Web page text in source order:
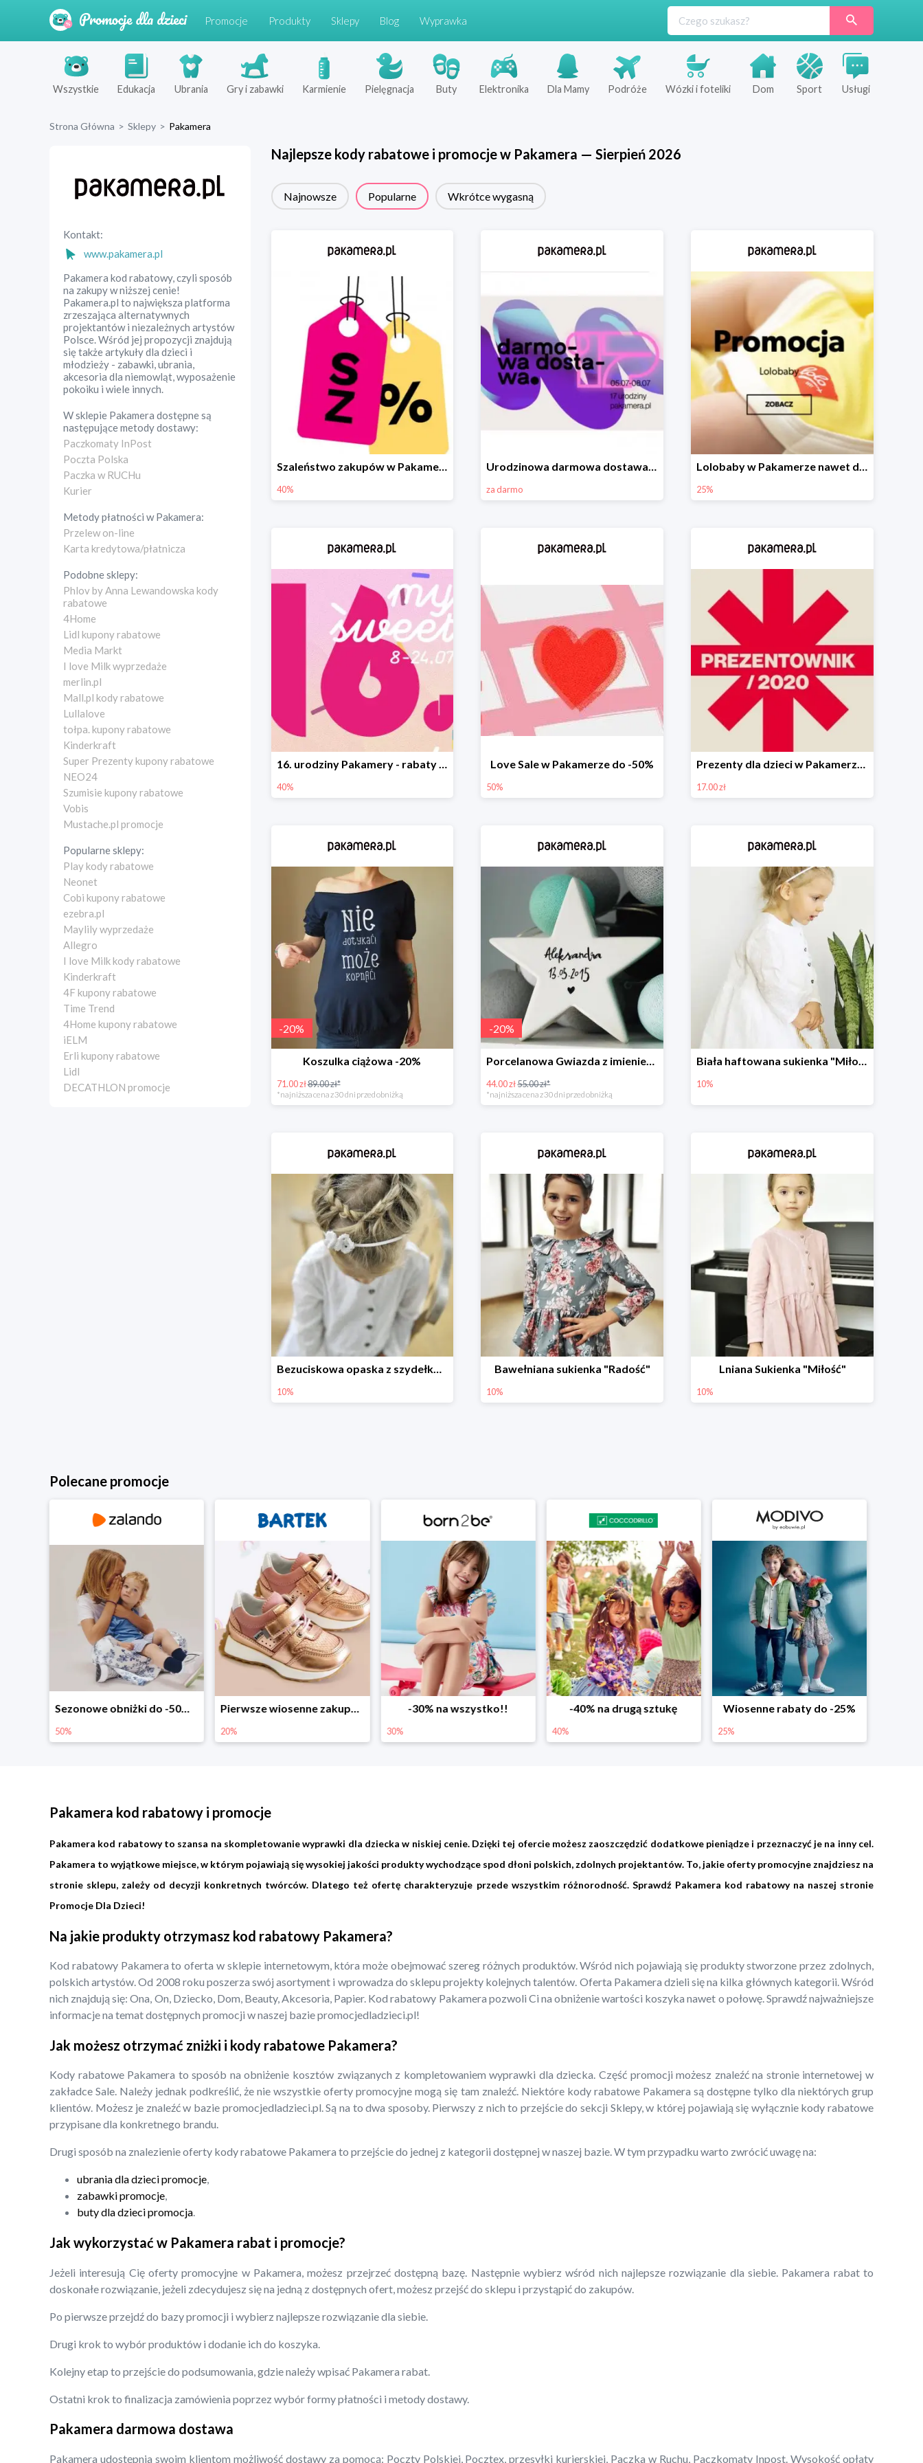
Promocje Produkty Sklepy Blog Wyprawka
Wszystkie Edukacja Ubrania Gry i zabawki Karmienie Pielęgnacja Buty Elektronika Dla Mamy Podróże Wózki i foteliki Dom Sport Usługi
Strona Główna > Sklepy > Pakamera
Kontakt:
www.pakamera.pl
Pakamera kod rabatowy, czyli sposób
na zakupy w niższej cenie!
Pakamera.pl to największa platforma
zrzeszająca alternatywnych
projektantów i niezależnych artystów
Polsce. Wśród jej propozycji znajdują
się także artykuły dla dzieci i
młodzieży - zabawki, ubrania,
akcesoria dla niemowląt, wyposażenie
pokoiku i wiele innych.
W sklepie Pakamera dostępne są
następujące metody dostawy:
Paczkomaty InPost
Poczta Polska
Paczka w RUCHu
Kurier
Metody płatności wPakamera:
Przelew on-line
Karta kredytowa/płatnicza
Podobne sklepy:
Phlov by Anna Lewandowska kody
rabatowe
4Home
Lidl kupony rabatowe
Media Markt
I love Milk wyprzedaże
merlin.pl
Mall.pl kody rabatowe
Lullalove
tołpa. kupony rabatowe
Kinderkraft
Super Prezenty kupony rabatowe
NEO24
Szumisie kupony rabatowe
Vobis
Mustache.pl promocje
Popularne sklepy:
Play kody rabatowe
Neonet
Cobi kupony rabatowe
ezebra.pl
Maylily wyprzedaże
Allegro
I love Milk kody rabatowe
Kinderkraft
4F kupony rabatowe
Time Trend
4Home kupony rabatowe
iELM
Erli kupony rabatowe
Lidl
DECATHLON promocje
Najlepsze kody rabatowe i promocje w Pakamera — Sierpień 2026
Najnowsze Popularne Wkrótce wygasną
Szaleństwo zakupów w Pakamera!
40%
Urodzinowa darmowa dostawa w Pakamerze
za darmo
Lolobaby w Pakamerze nawet do 25%
25%
16. urodziny Pakamery - rabaty do -40%
40%
Love Sale w Pakamerze do -50%
50%
Prezenty dla dzieci w Pakamerze od 17 zł
17.00 zł
-20%
Koszulka ciążowa -20%
71.00 zł89.00 zł*
*najniższa cena z 30 dni przed obniżką
-20%
Porcelanowa Gwiazda z imieniem i datą urodzenia dziecka -20%
44.00 zł55.00 zł*
*najniższa cena z 30 dni przed obniżką
Biała haftowana sukienka "Miłość"
10%
Bezuciskowa opaska z szydełkowym motylkiem
10%
Bawełniana sukienka "Radość"
10%
Lniana Sukienka "Miłość"
10%
Polecane promocje
20%
-30% na wszystko!!
30%
-40% na drugą sztukę
40%
Wiosenne rabaty do -25%
25%
Dodatkowe -25% na wiosenne nowości
25%
Pakamera kod rabatowy i promocje
Pakamera kod rabatowy to szansa na skompletowanie wyprawki dla dziecka w niskiej cenie. Dzięki tej ofercie możesz zaoszczędzić dodatkowe pieniądze i przeznaczyć je na inny cel.
Pakamera to wyjątkowe miejsce, w którym pojawiają się wysokiej jakości produkty wychodzące spod dłoni polskich, zdolnych projektantów. To, jakie oferty promocyjne znajdziesz na
stronie sklepu, zależy od decyzji konkretnych twórców. Dlatego też ofertę charakteryzuje przede wszystkim różnorodność. Sprawdź Pakamera kod rabatowy na naszej stronie
Promocje Dla Dzieci!
Na jakie produkty otrzymasz kod rabatowy Pakamera?
Kod rabatowy Pakamera to oferta w sklepie internetowym, która może obejmować szereg różnych produktów. Wśród nich pojawiają się produkty stworzone przez zdolnych,
polskich artystów. Od 2008 roku poszerza swój asortyment i wprowadza do sklepu projekty kolejnych talentów. Oferta Pakamera dzieli się na kilka głównych kategorii. Wśród
nich znajdują się: Ona, On, Dziecko, Dom, Beauty, Akcesoria, Papier. Kod rabatowy Pakamera pozwoli Ci na obniżenie wartości koszyka nawet o połowę. Sprawdź najważniejsze
informacje na temat dostępnych promocji w naszej bazie promocjedladzieci.pl!
Jak możesz otrzymać zniżki i kody rabatowe Pakamera?
Kody rabatowe Pakamera to sposób na obniżenie kosztów związanych z kompletowaniem wyprawki dla dziecka. Część promocji możesz znaleźć na stronie internetowej w
zakładce Sale. Należy jednak podkreślić, że nie wszystkie oferty promocyjne mogą się tam znaleźć. Niektóre kody rabatowe Pakamera są dostępne tylko dla niektórych grup
klientów. Możesz je znaleźć w bazie promocjedladzieci.pl. Są na to dwa sposoby. Pierwszy z nich to przejście do sekcji Sklepy, w której pojawiają się wyłącznie kody rabatowe
przypisane dla konkretnego brandu.
Drugi sposób na znalezienie oferty kody rabatowe Pakamera to przejście do jednej z kategorii dostępnej w naszej bazie. W tym przypadku warto zwrócić uwagę na:
ubrania dla dzieci promocje,
zabawki promocje,
buty dla dzieci promocja.
Jak wykorzystać w Pakamera rabat i promocje?
Jeżeli interesują Cię oferty promocyjne w Pakamera, możesz przejrzeć dostępną bazę. Następnie wybierz wśród nich najlepsze rozwiązanie dla siebie. Pakamera rabat to
doskonałe rozwiązanie, jeżeli zdecydujesz się na jedną z dostępnych ofert, możesz przejść do sklepu i przystąpić do zakupów.
Po pierwsze przejdź do bazy promocji i wybierz najlepsze rozwiązanie dla siebie.
Drugi krok to wybór produktów i dodanie ich do koszyka.
Kolejny etap to przejście do podsumowania, gdzie należy wpisać Pakamera rabat.
Ostatni krok to finalizacja zamówienia poprzez wybór formy płatności i metody dostawy.
Pakamera darmowa dostawa
Pakamera udostępnia swoim klientom możliwość dostawy za pomocą: Poczty Polskiej, Pocztex, przesyłki kurierskiej, Paczka w Ruchu, Paczkomaty Inpost. Wysokość opłaty